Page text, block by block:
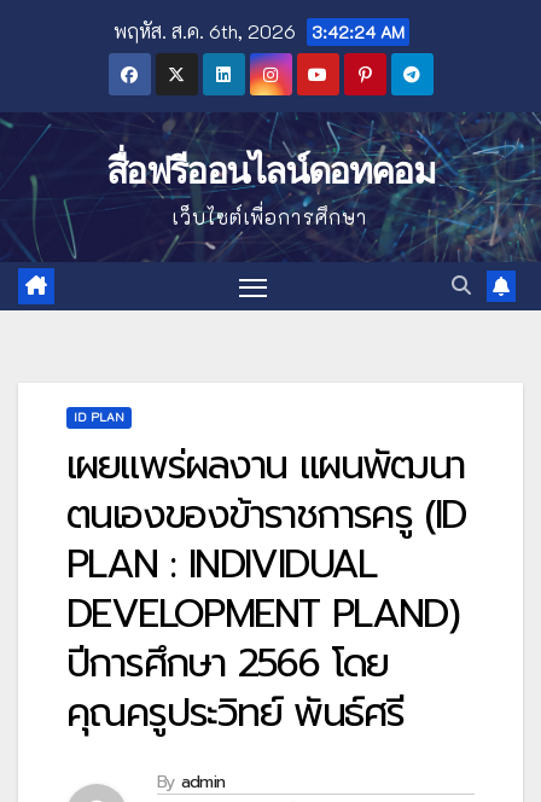
พฤหัส. ส.ค. 6th, 2026 3:42:25 AM
สื่อฟรีออนไลน์ดอทคอม
เว็บไซต์เพื่อการศึกษา
ID PLAN
เผยแพร่ผลงาน แผนพัฒนา
ตนเองของข้าราชการครู (ID
PLAN : INDIVIDUAL
DEVELOPMENT PLAND)
ปีการศึกษา 2566 โดย
คุณครูประวิทย์ พันธ์ศรี
By admin